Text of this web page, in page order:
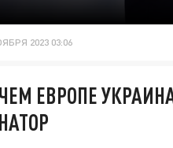
2023 03:06
ЕВРОПЕ